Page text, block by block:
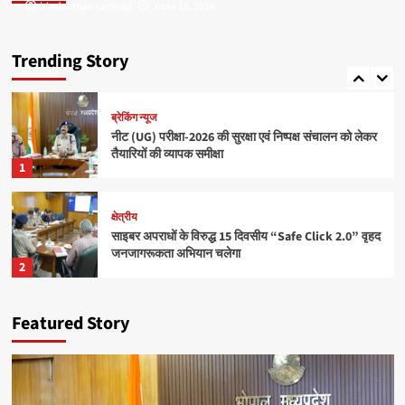
hindusthan samvad
hindusthan samvad
Trending Story
5
मिलेगा सपनों के घर का अवसर
1
ब्रेकिंग न्यूज
नीट (UG) परीक्षा-2026 की सुरक्षा एवं निष्पक्ष संचालन को लेकर
तैयारियों की व्यापक समीक्षा
2
क्षेत्रीय
साइबर अपराधों के विरुद्ध 15 दिवसीय “Safe Click 2.0” वृहद
जनजागरूकता अभियान चलेगा
3
ब्रेकिंग न्यूज
बाँधवगढ़ टाइगर रिजर्व हुआ “इंडिया टुडे टूरिज्म सर्वे एंड
अवार्ड्स-2026” में प्रतिष्ठित पुरस्कार से पुरस्कृत
Featured Story